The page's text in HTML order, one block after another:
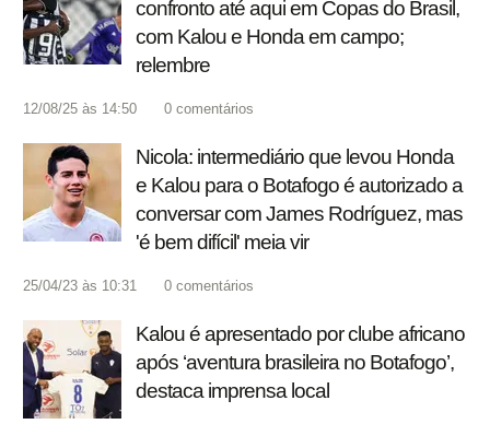
confronto até aqui em Copas do Brasil,
com Kalou e Honda em campo;
relembre
12/08/25 às 14:50 0 comentários
Nicola: intermediário que levou Honda
e Kalou para o Botafogo é autorizado a
conversar com James Rodríguez, mas
'é bem difícil' meia vir
25/04/23 às 10:31 0 comentários
Kalou é apresentado por clube africano
após ‘aventura brasileira no Botafogo’,
destaca imprensa local